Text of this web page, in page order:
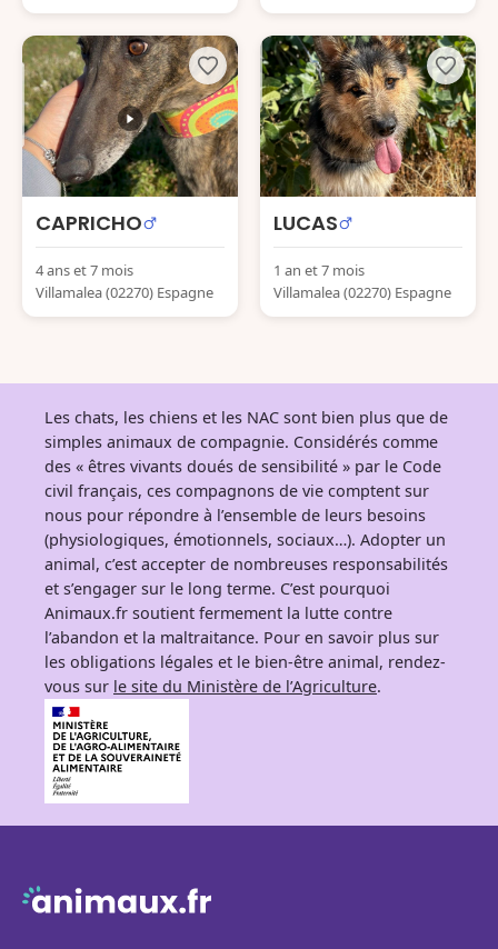
CAPRICHO
4 ans et 7 mois
Villamalea (02270) Espagne
LUCAS
1 an et 7 mois
Villamalea (02270) Espagne
Les chats, les chiens et les NAC sont bien plus que de
simples animaux de compagnie. Considérés comme
des « êtres vivants doués de sensibilité » par le Code
civil français, ces compagnons de vie comptent sur
nous pour répondre à l’ensemble de leurs besoins
(physiologiques, émotionnels, sociaux…). Adopter un
animal, c’est accepter de nombreuses responsabilités
et s’engager sur le long terme. C’est pourquoi
Animaux.fr soutient fermement la lutte contre
l’abandon et la maltraitance. Pour en savoir plus sur
les obligations légales et le bien-être animal, rendez-
vous sur le site du Ministère de l’Agriculture.